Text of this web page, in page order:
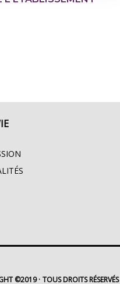
©2019 TOUS DROITS RÉSERVÉS